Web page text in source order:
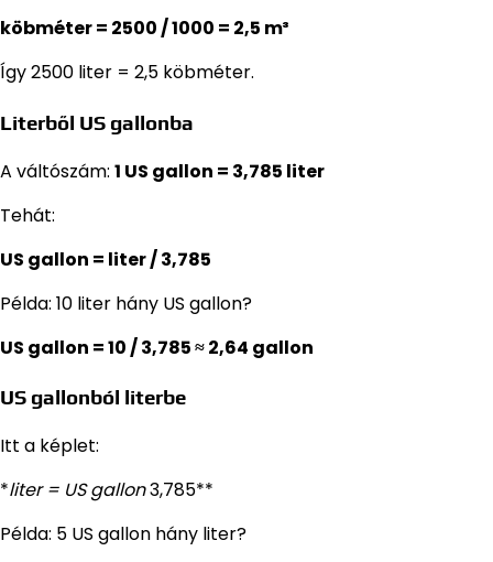
köbméter = 2500 / 1000 = 2,5 m³
Így 2500 liter = 2,5 köbméter.
Literből US gallonba
A váltószám: 1 US gallon = 3,785 liter
Tehát:
US gallon = liter / 3,785
Példa: 10 liter hány US gallon?
US gallon = 10 / 3,785 ≈ 2,64 gallon
US gallonból literbe
Itt a képlet:
*liter = US gallon3,785**
Példa: 5 US gallon hány liter?